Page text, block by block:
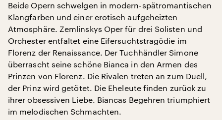
Beide Opern schwelgen in modern-spätromantischen
Klangfarben und einer erotisch aufgeheizten
Atmosphäre. Zemlinskys Oper für drei Solisten und
Orchester entfaltet eine Eifersuchtstragödie im
Florenz der Renaissance. Der Tuchhändler Simone
überrascht seine schöne Bianca in den Armen des
Prinzen von Florenz. Die Rivalen treten an zum Duell,
der Prinz wird getötet. Die Eheleute finden zurück zu
ihrer obsessiven Liebe. Biancas Begehren triumphiert
im melodischen Schmachten.